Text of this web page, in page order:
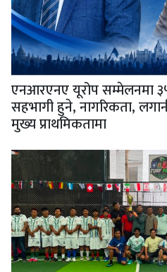
एनआरएनए यूरोप सम्मेलनमा
सहभागी हुने, नागरिकता,
मुख्य प्राथमिकतामा